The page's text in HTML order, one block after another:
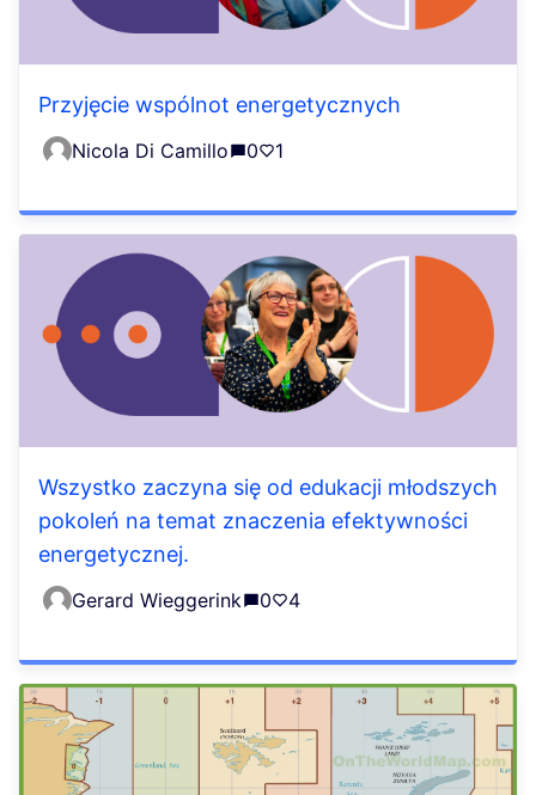
Przyjęcie wspólnot energetycznych
Nicola Di Camillo 0 1
Wszystko zaczyna się od edukacji młodszych
pokoleń na temat znaczenia efektywności
energetycznej.
Gerard Wieggerink 0 4